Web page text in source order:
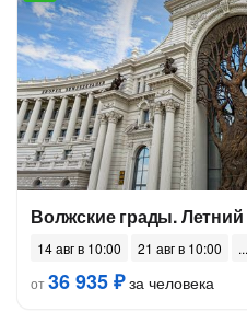
Волжские грады. Летний
14 авг в 10:00
21 авг в 10:00
от36 935 ₽за человека